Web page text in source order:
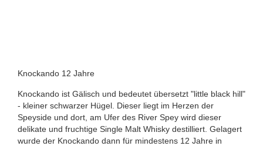
Knockando 12 Jahre
Knockando ist Gälisch und bedeutet übersetzt "little black hill"
- kleiner schwarzer Hügel. Dieser liegt im Herzen der
Speyside und dort, am Ufer des River Spey wird dieser
delikate und fruchtige Single Malt Whisky destilliert. Gelagert
wurde der Knockando dann für mindestens 12 Jahre in